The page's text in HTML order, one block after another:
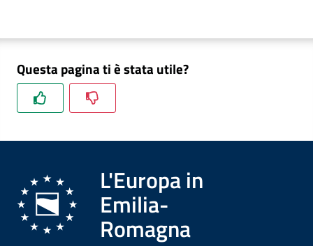
Questa pagina ti è stata utile?
L'Europa in
Emilia-
Romagna